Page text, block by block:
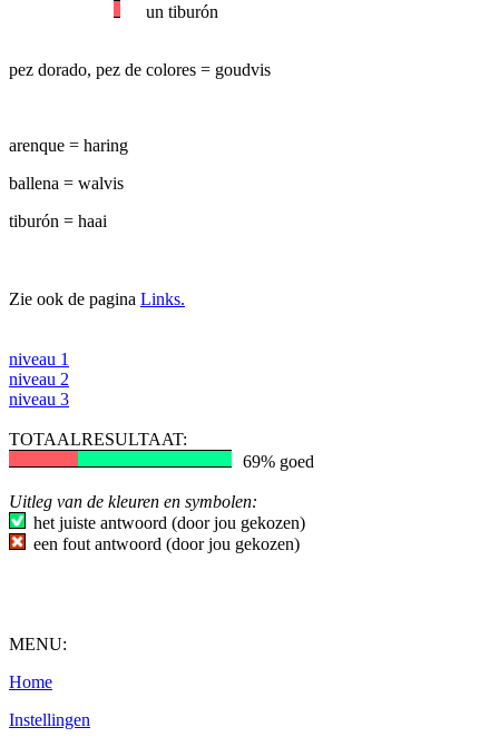
un tiburón
pez dorado, pez de colores = goudvis
arenque = haring
ballena = walvis
tiburón = haai
Zie ook de pagina Links.
niveau 1
niveau 2
niveau 3
TOTAALRESULTAAT:
69% goed
Uitleg van de kleuren en symbolen:
het juiste antwoord (door jou gekozen)
een fout antwoord (door jou gekozen)
MENU:
Home
Instellingen